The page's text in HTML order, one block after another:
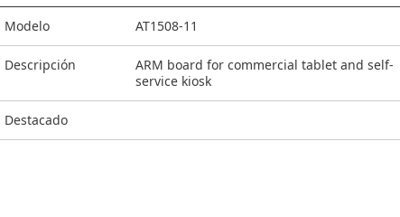
Biblioteca de
Modelo AT1508-11
Descripción
ARM board for commercial tablet and self-
service kiosk
Destacado